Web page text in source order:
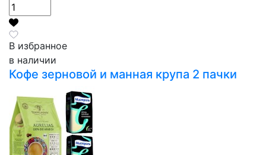
В избранное
в наличии
Кофе зерновой и манная крупа 2 пачки